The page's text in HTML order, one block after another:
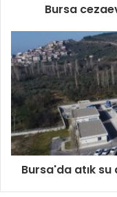
Bursa
Bursa'da atık